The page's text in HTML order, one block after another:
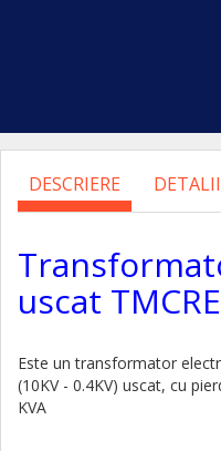
DESCRIERE
uscat
Este un transformator
(10KV - 0.4KV) uscat, cu
KVA